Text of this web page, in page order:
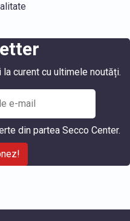
curent cu ultimele noutăți.
din partea Secco Center.